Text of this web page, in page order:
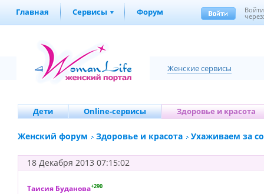
Главная Сервисы Форум Войти
Женские сервисы
Дети Online-сервисы Здоровье и красота
Женский форум Здоровье и красота Ухаживаем за
18 Декабря 2013 07:15:02
Таисия Буданова+290